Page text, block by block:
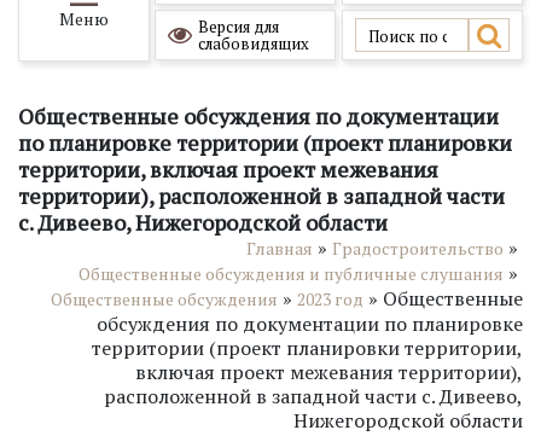
Меню
Версия для
слабовидящих
Общественные обсуждения по документации
по планировке территории (проект планировки
территории, включая проект межевания
территории), расположенной в западной части
с. Дивеево, Нижегородской области
Главная » Градостроительство »
Общественные обсуждения и публичные слушания »
Общественные обсуждения » 2023 год » Общественные
обсуждения по документации по планировке
территории (проект планировки территории,
включая проект межевания территории),
расположенной в западной части с. Дивеево,
Нижегородской области